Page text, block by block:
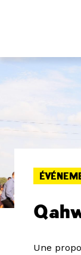
Une
Panneau de